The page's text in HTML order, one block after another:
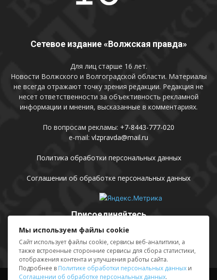
Сетевое издание «Волжская правда»
Для лиц старше 16 лет.
Новости Волжского и Волгоградской области. Материалы
не всегда отражают точку зрения редакции. Редакция не
несет ответственности за объективность рекламной
информации и мнения, высказанные в комментариях.
По вопросам рекламы: +7-8443-777-020
e-mail: vlzpravda@mail.ru
Политика обработки персональных данных
Соглашении об обработке персональных данных
Присоединяйтесь
Мы используем файлы cookie
Сайт использует файлы cookie, сервисы веб-аналитики, а
также встроенные сторонние сервисы для сбора статистики,
отображения контента и улучшения работы сайта.
Подробнее в Политике обработки персональных данных и
Соглашении об обработке персональных данных.